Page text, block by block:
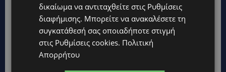
ΛΑΤΣΙΑ-ΓΕΡΙ: Στο επίκεντρο η δημιουργία δομών για
ασυνόδευτους ανήλικους – Αντιδρά ο Δήμος, στηρίζει υπό
προϋποθέσεις το Κίνημα Οικολόγων
UPDATES
ΣΤΟ «ΚΟΚΚΙΝΟ» Η ΖΕΣΤΗ: Νέα κίτρινη προειδοποίηση και
40άρια στο εσωτερικό
δικαίωμα να αντιταχθείτε στις Ρυθμίσεις
διαφήμισης. Μπορείτε να ανακαλέσετε τη
συγκατάθεσή σας οποιαδήποτε στιγμή
στις Ρυθμίσεις cookies. Πολιτική
Απορρήτου